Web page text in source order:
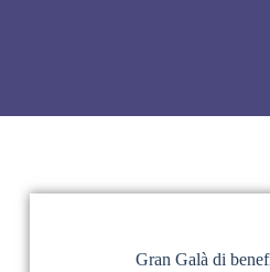
Gran Galà di